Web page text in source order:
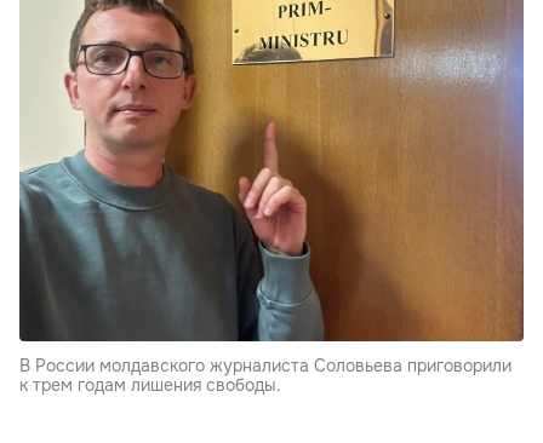
В России молдавского журналиста Соловьева приговорили
к трем годам лишения свободы.